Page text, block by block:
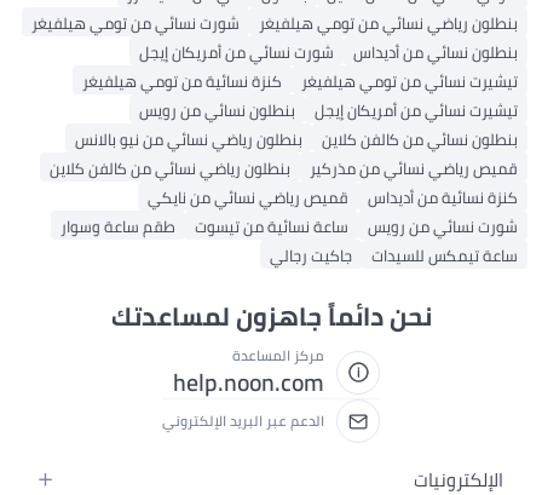
بنطلون رياضي نسائي من تومي هيلفيغر
شورت نسائي من تومي هيلفيغر
بنطلون نسائي من أديداس
شورت نسائي من أمريكان إيجل
تيشيرت نسائي من تومي هيلفيغر
كنزة نسائية من تومي هيلفيغر
تيشيرت نسائي من أمريكان إيجل
بنطلون نسائي من رويس
بنطلون نسائي من كالفن كلاين
بنطلون رياضي نسائي من نيو بالانس
قميص رياضي نسائي من مذركير
بنطلون رياضي نسائي من كالفن كلاين
كنزة نسائية من أديداس
قميص رياضي نسائي من نايكي
شورت نسائي من رويس
ساعة نسائية من تيسوت
طقم ساعة وسوار
ساعة تيمكس للسيدات
جاكيت رجالي
نحن دائماً جاهزون لمساعدتك
مركز المساعدة
help.noon.com
الدعم عبر البريد الإلكتروني
الإلكترونيات